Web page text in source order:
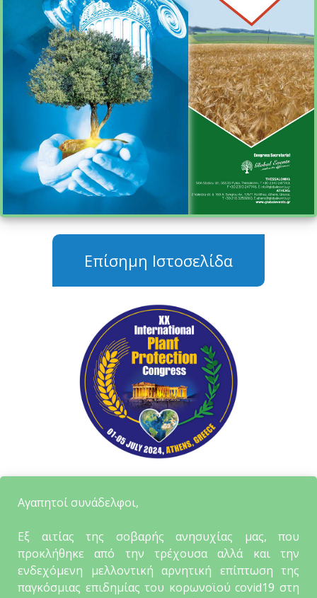
Επίσημη Ιστοσελίδα
Αγαπητοί συνάδελφοι,
Εξ αιτίας της σοβαρής ανησυχίας μας, που
προκλήθηκε από την τρέχουσα αλλά και την
ενδεχόμενη μελλοντική αρνητική επίπτωση της
παγκόσμιας επιδημίας του κορωνοϊού covid19 στη